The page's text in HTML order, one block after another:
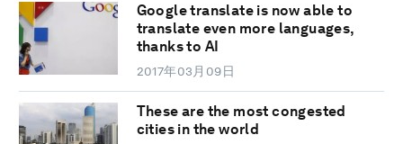
Google translate is now able to
translate even more languages,
thanks to AI
2017年03月09日
These are the most congested
cities in the world